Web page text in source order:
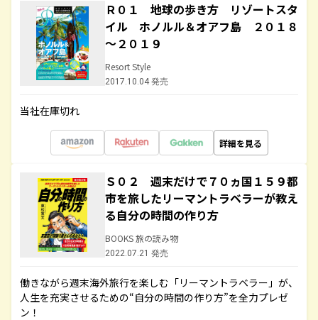
Ｒ０１ 地球の歩き方 リゾートスタ
イル ホノルル＆オアフ島 ２０１８
～２０１９
Resort Style
2017.10.04 発売
当社在庫切れ
詳細を見る
Ｓ０２ 週末だけで７０ヵ国１５９都
市を旅したリーマントラベラーが教え
る自分の時間の作り方
BOOKS 旅の読み物
2022.07.21 発売
働きながら週末海外旅行を楽しむ「リーマントラベラー」が、
人生を充実させるための“自分の時間の作り方”を全力プレゼ
ン！